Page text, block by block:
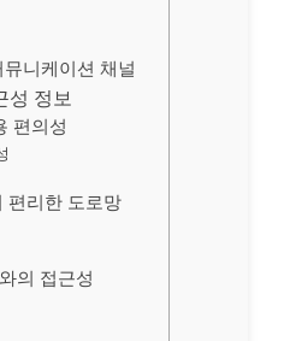
니케이션 채널
성 정보
편의성
편리한 도로망
의 접근성